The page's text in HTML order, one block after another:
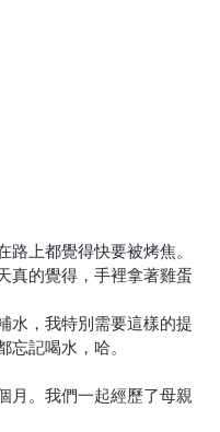
路上都覺得快要被烤焦。
真的覺得，手裡拿著雞蛋
水，我特別需要這樣的提
記喝水，哈。
月。我們一起經歷了母親